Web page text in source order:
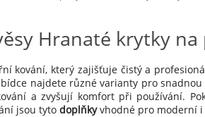
Hranaté krytky na
kování, který zajišťuje čistý a
najdete různé varianty pro
a zvyšují komfort při používání.
jsou tytodoplňkyvhodné pro moderní i